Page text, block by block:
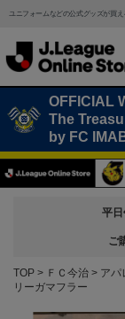
ユニフォームなどの公式グッズが買え
OFFICIAL
The
by FC
平日
ご
TOP ＦＣ今治 アパ
リーガマフラー